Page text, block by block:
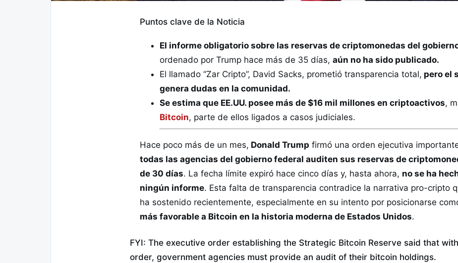
Puntos clave de la Noticia
El informe obligatorio sobre las reservas de criptomonedas del
ordenado por Trump hace más de 35 días, aún no ha sido publicado.
El llamado “Zar Cripto”, David Sacks, prometió transparencia total, pero el
genera dudas en la comunidad.
Se estima que EE.UU. posee más de $16 mil millones en criptoactivos,
Bitcoin, parte de ellos ligados a casos judiciales.
Hace poco más de un mes, Donald Trump firmó una orden ejecutiva
todas las agencias del gobierno federal auditen sus reservas de
de 30 días. La fecha límite expiró hace cinco días y, hasta ahora, no se ha
ningún informe. Esta falta de transparencia contradice la narrativa pro-cripto
ha sostenido recientemente, especialmente en su intento por posicionarse
más favorable a Bitcoin en la historia moderna de Estados Unidos.
FYI: The executive order establishing the Strategic Bitcoin Reserve said that
order, government agencies must provide an audit of their bitcoin holdings.